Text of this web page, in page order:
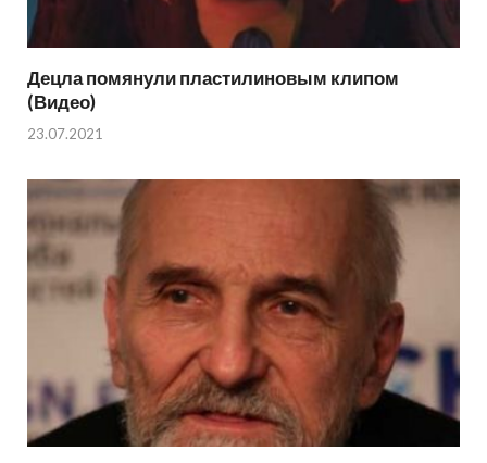
Децла помянули пластилиновым клипом
(Видео)
23.07.2021